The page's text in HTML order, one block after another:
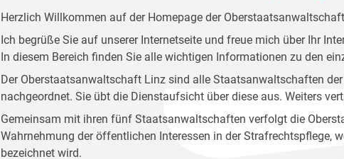
Herzlich Willkommen auf der Homepage der
Ich begrüße Sie auf unserer Internetseite und freue mich über Ihr
In diesem Bereich finden Sie alle wichtigen Informationen zu den
Der Oberstaatsanwaltschaft Linz sind alle Staatsanwaltschaften
nachgeordnet. Sie übt die Dienstaufsicht über diese aus. Weiters
Gemeinsam mit ihren fünf Staatsanwaltschaften verfolgt die
Wahrnehmung der öffentlichen Interessen in der Strafrechtspflege,
bezeichnet wird.